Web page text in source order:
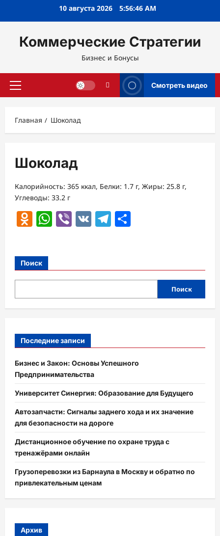
10 августа 2026 5:56:46 AM
Коммерческие Стратегии
Бизнес и Бонусы
Основное
Смотреть видео
Главная Шоколад
Шоколад
Калорийность: 365 ккал, Белки: 1.7 г, Жиры: 25.8 г,
Углеводы: 33.2 г
Odnoklassniki
WhatsApp
Viber
VK Telegram
Поиск
Поиск
Последние записи
Бизнес и Закон: Основы Успешного
Предпринимательства
Университет Синергия: Образование для Будущего
Автозапчасти: Сигналы заднего хода и их значение
для безопасности на дороге
Дистанционное обучение по охране труда с
тренажёрами онлайн
Грузоперевозки из Барнаула в Москву и обратно по
привлекательным ценам
Архив